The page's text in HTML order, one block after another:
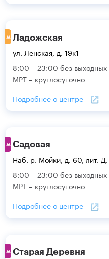
Ладожская
ул. Ленская, д. 19к1
8:00 – 23:00 без выходных
МРТ – круглосуточно
Подробнее о центре
Садовая
Наб. р. Мойки, д. 60, лит. Д.
8:00 – 23:00 без выходных
МРТ – круглосуточно
Подробнее о центре
Старая Деревня